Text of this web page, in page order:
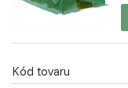
Kód tovaru